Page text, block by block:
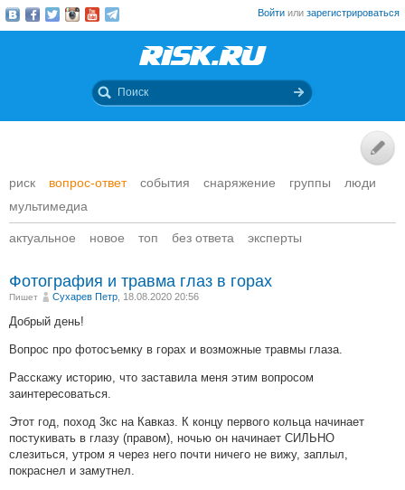
Войти или зарегистрироваться
риск вопрос-ответ события снаряжение группы
люди
мультимедиа
актуальное новое топ без ответа эксперты
Фотография и травма глаз в горах
Пишет Сухарев Петр , 18.08.2020 20:56
Добрый день!
Вопрос про фотосъемку в горах и возможные травмы глаза.
Расскажу историю, что заставила меня этим вопросом
заинтересоваться.
Этот год, поход 3кс на Кавказ. К концу первого кольца начинает
постукивать в глазу (правом), ночью он начинает СИЛЬНО
слезиться, утром я через него почти ничего не вижу, заплыл,
покраснел и замутнел.